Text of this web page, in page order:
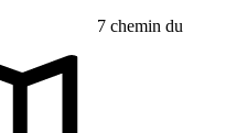
7 chemin du